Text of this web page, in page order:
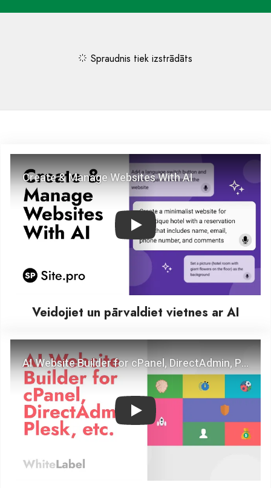
Spraudnis tiek izstrādāts
Play
Veidojiet un pārvaldiet vietnes ar AI
Play